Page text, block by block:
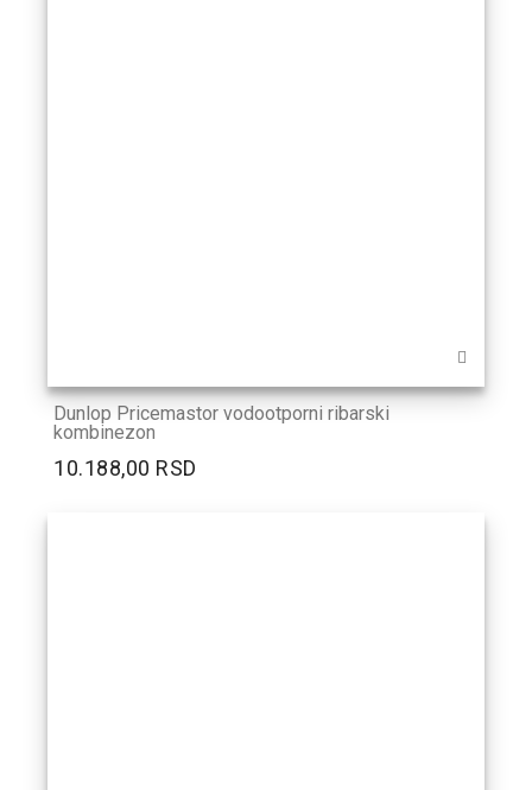
Dunlop Pricemastor vodootporni ribarski
kombinezon
10.188,00 RSD